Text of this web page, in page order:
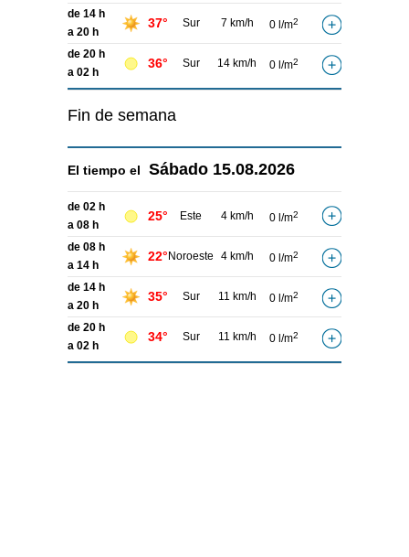
de 14 h
a 20 h
37° Sur 7 km/h 0 l/m2
de 20 h
a 02 h
36° Sur 14 km/h 0 l/m2
Fin de semana
El tiempo el Sábado 15.08.2026
de 02 h
a 08 h
25° Este 4 km/h 0 l/m2
de 08 h
a 14 h
22° Noroeste 4 km/h 0 l/m2
de 14 h
a 20 h
35° Sur 11 km/h 0 l/m2
de 20 h
a 02 h
34° Sur 11 km/h 0 l/m2